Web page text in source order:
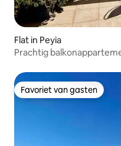
Flat in Peyia
Prachtig
Favoriet van gasten
Favoriet van gasten